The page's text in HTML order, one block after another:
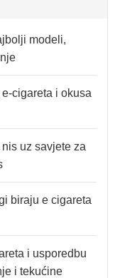
modeli,
cigareta i okusa
uz savjete za
biraju e cigareta
i usporedbu
i tekućine